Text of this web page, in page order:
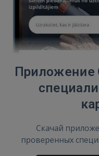
Приложение
Скачай
проверенных